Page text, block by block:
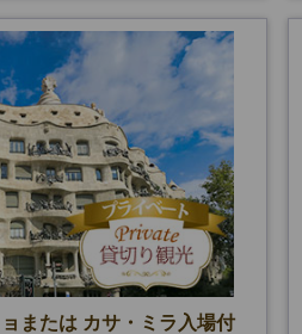
または カサ・ミラ入場付